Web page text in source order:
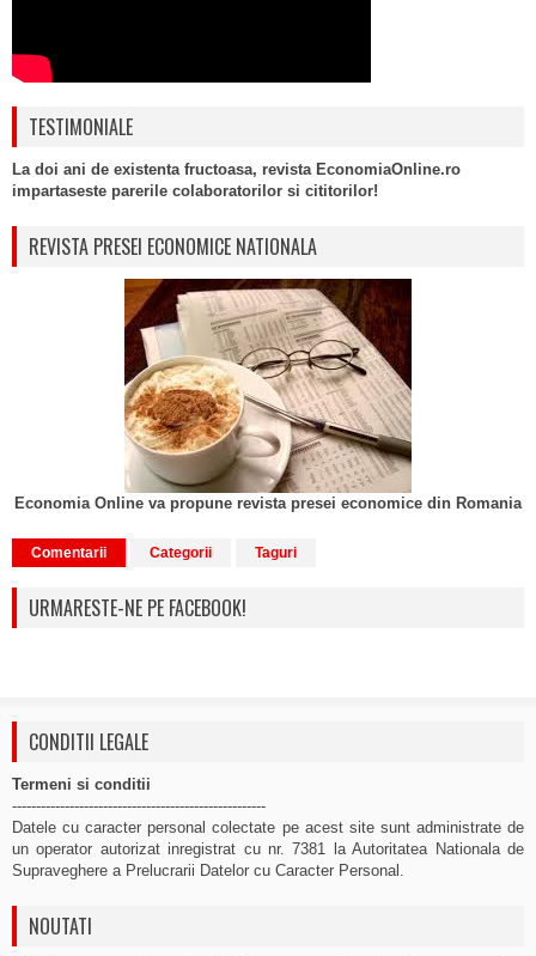
TESTIMONIALE
La doi ani de existenta fructoasa, revista EconomiaOnline.ro
impartaseste parerile colaboratorilor si cititorilor!
REVISTA PRESEI ECONOMICE NATIONALA
Economia Online va propune revista presei economice din Romania
Comentarii Categorii Taguri
URMARESTE-NE PE FACEBOOK!
CONDITII LEGALE
Termeni si conditii
-----------------------------------------------------
Datele cu caracter personal colectate pe acest site sunt administrate de
un operator autorizat inregistrat cu nr. 7381 la Autoritatea Nationala de
Supraveghere a Prelucrarii Datelor cu Caracter Personal.
NOUTATI